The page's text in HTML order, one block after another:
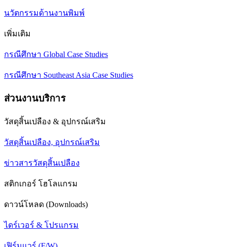
นวัตกรรมด้านงานพิมพ์
เพิ่มเติม
กรณีศึกษา Global Case Studies
กรณีศึกษา Southeast Asia Case Studies
ส่วนงานบริการ
วัสดุสิ้นเปลือง & อุปกรณ์เสริม
วัสดุสิ้นเปลือง, อุปกรณ์เสริม
ข่าวสารวัสดุสิ้นเปลือง
สติกเกอร์ โฮโลแกรม
ดาวน์โหลด (Downloads)
ไดร์เวอร์ & โปรแกรม